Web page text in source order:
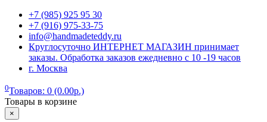
+7 (985) 925 95 30
+7 (916) 975-33-75
info@handmadeteddy.ru
Круглосуточно ИНТЕРНЕТ МАГАЗИН принимает
заказы. Обработка заказов ежедневно с 10 -19 часов
г. Москва
0Товаров: 0 (0.00р.)
Товары в корзине
×